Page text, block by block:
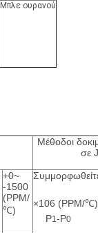
Μπλε ουρανού
Μέθοδοι
σε
+0~
-1500
(PPM/
℃)
×106 (PPM/℃)
Ρ1 -Ρ0